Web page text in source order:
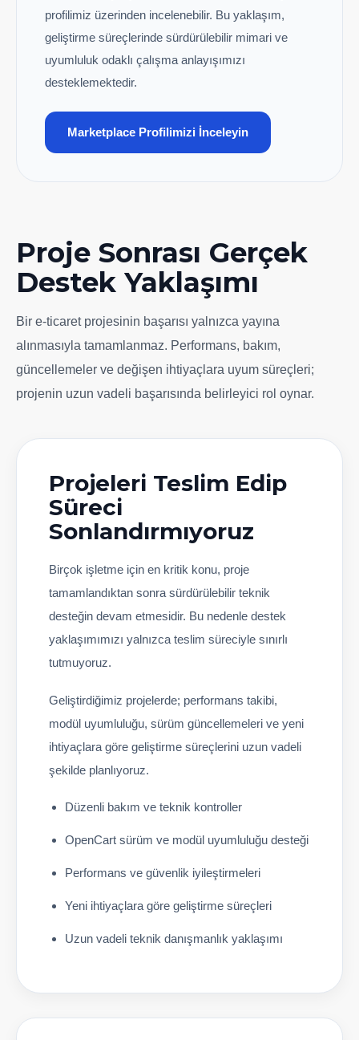
profilimiz üzerinden incelenebilir. Bu yaklaşım,
geliştirme süreçlerinde sürdürülebilir mimari ve
uyumluluk odaklı çalışma anlayışımızı
desteklemektedir.
Marketplace Profilimizi İnceleyin
Proje Sonrası Gerçek
Destek Yaklaşımı
Bir e-ticaret projesinin başarısı yalnızca yayına
alınmasıyla tamamlanmaz. Performans, bakım,
güncellemeler ve değişen ihtiyaçlara uyum süreçleri;
projenin uzun vadeli başarısında belirleyici rol oynar.
Projeleri Teslim Edip
Süreci
Sonlandırmıyoruz
Birçok işletme için en kritik konu, proje
tamamlandıktan sonra sürdürülebilir teknik
desteğin devam etmesidir. Bu nedenle destek
yaklaşımımızı yalnızca teslim süreciyle sınırlı
tutmuyoruz.
Geliştirdiğimiz projelerde; performans takibi,
modül uyumluluğu, sürüm güncellemeleri ve yeni
ihtiyaçlara göre geliştirme süreçlerini uzun vadeli
şekilde planlıyoruz.
Düzenli bakım ve teknik kontroller
OpenCart sürüm ve modül uyumluluğu desteği
Performans ve güvenlik iyileştirmeleri
Yeni ihtiyaçlara göre geliştirme süreçleri
Uzun vadeli teknik danışmanlık yaklaşımı